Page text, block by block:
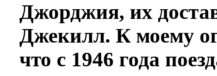
Джорджия, их
Джекилл. К моему
что с 1946 года